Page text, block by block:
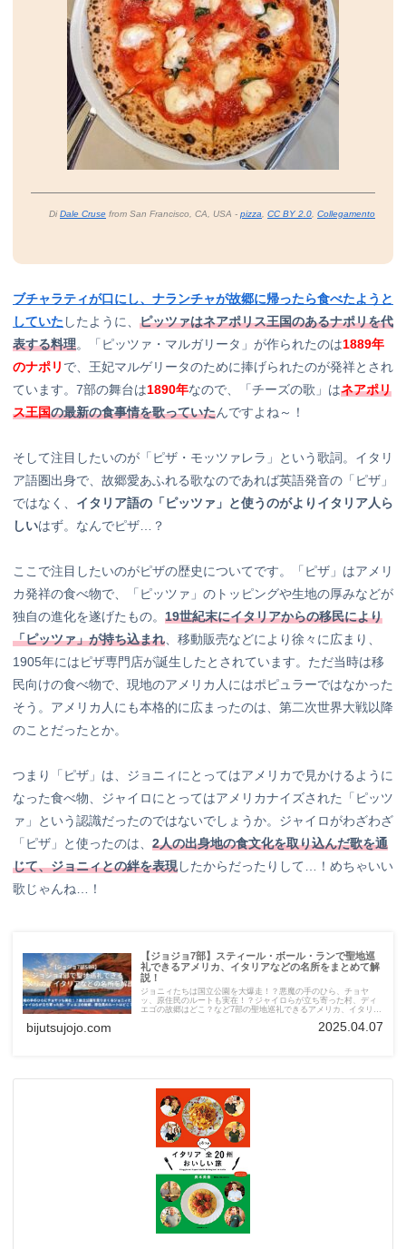
DiDale Cruse from San Francisco, CA, USA - pizza, CC BY 2.0, Collegamento
ブチャラティが口にし、ナランチャが故郷に帰ったら食べたようと
していた したように、 ピッツァはネアポリス王国のあるナポリを代
表する料理。「ピッツァ・マルガリータ」が作られたのは1889年
のナポリ で、王妃マルゲリータのために捧げられたのが発祥とされ
ています。7部の舞台は1890年なので、「チーズの歌」はネアポリ
ス王国の最新の食事情を歌っていたんですよね～！
そして注目したいのが「ピザ・モッツァレラ」という歌詞。イタリ
ア語圏出身で、故郷愛あふれる歌なのであれば英語発音の「ピザ」
ではなく、 イタリア語の「ピッツァ」と使うのがよりイタリア人ら
しいはず。なんでピザ…？
ここで注目したいのがピザの歴史についてです。「ピザ」はアメリ
カ発祥の食べ物で、「ピッツァ」のトッピングや生地の厚みなどが
独自の進化を遂げたもの。 19世紀末にイタリアからの移民により
「ピッツァ」が持ち込まれ 、移動販売などにより徐々に広まり、
1905年にはピザ専門店が誕生したとされています。ただ当時は移
民向けの食べ物で、現地のアメリカ人にはポピュラーではなかった
そう。アメリカ人にも本格的に広まったのは、第二次世界大戦以降
のことだったとか。
つまり「ピザ」は、ジョニィにとってはアメリカで見かけるように
なった食べ物、ジャイロにとってはアメリカナイズされた「ピッツ
ァ」という認識だったのではないでしょうか。ジャイロがわざわざ
「ピザ」と使ったのは、 2人の出身地の食文化を取り込んだ歌を通
じて、ジョニィとの絆を表現したからだったりして…！めちゃいい
歌じゃんね…！
【ジョジョ7部】スティール・ボール・ランで聖地巡
礼できるアメリカ、イタリアなどの名所をまとめて解
説！
ジョニィたちは国立公園を大爆走！？悪魔の手のひら、チョヤ
ッ、原住民のルートも実在！？ジャイロらが立ち寄った村、ディ
エゴの故郷はどこ？など7部の聖地巡礼できるアメリカ、イタリ
bijutsujojo.com 2025.04.07